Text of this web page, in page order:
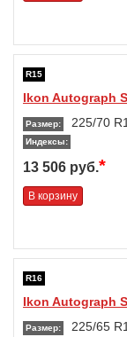
R15
Ikon Autograph
Размер: 225/70
Индексы:
13 506 руб.*
В корзину
R16
Ikon Autograph
Размер: 225/65